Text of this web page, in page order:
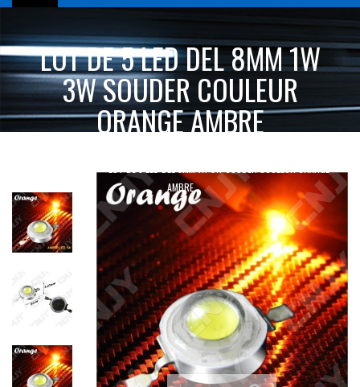
LOT DE 5 LED DEL 8MM 1W
3W SOUDER COULEUR
ORANGE AMBRE
AMBRE